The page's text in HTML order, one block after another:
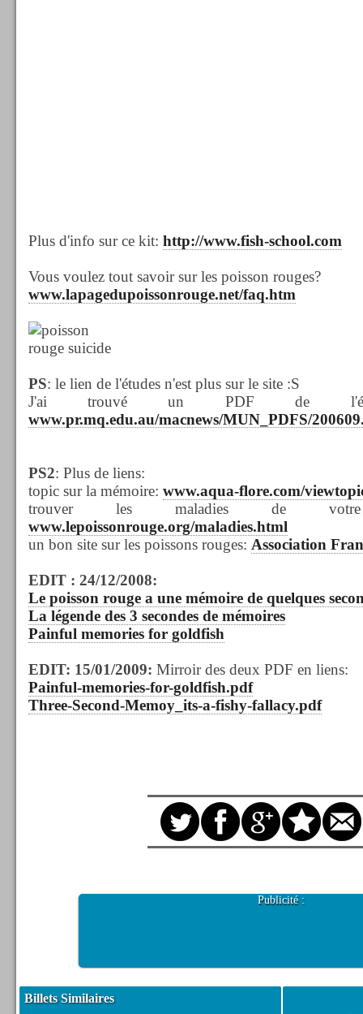
Plus d'info sur ce kit: http://www.fish-school.com
Vous voulez tout savoir sur les poisson rouges?
www.lapagedupoissonrouge.net/faq.htm
PS: le lien de l'études n'est plus sur le site :S
J'ai trouvé un PDF de
www.pr.mq.edu.au/macnews/MUN_PDFS/
PS2: Plus de liens:
topic sur la mémoire: www.aqua-flore.com/
trouver les maladies de
www.lepoissonrouge.org/maladies.html
un bon site sur les poissons rouges: Association
EDIT : 24/12/2008:
Le poisson rouge a une mémoire de quelques
La légende des 3 secondes de mémoires
Painful memories for goldfish
EDIT: 15/01/2009: Mirroir des deux PDF en liens:
Painful-memories-for-goldfish.pdf
Three-Second-Memoy_its-a-fishy-fallacy.pdf
Publicité :
Billets Similaires